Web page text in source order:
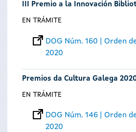
III Premio a la Innovación
EN TRÁMITE
DOG Núm. 160 | Orden
2020
Premios da Cultura Galega
EN TRÁMITE
DOG Núm. 146 | Orden
2020